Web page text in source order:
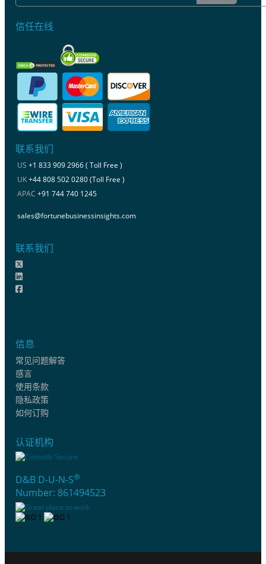
信任在线
联系我们
US +1 833 909 2966 ( Toll Free )
UK+44 808 502 0280 (Toll Free )
APAC +91 744 740 1245
sales@fortunebusinessinsights.com
联系我们
信息
常见问题解答
感言
使用条款
隐私政策
如何订购
认证机构
D&B D-U-N-S®
Number: 861494523